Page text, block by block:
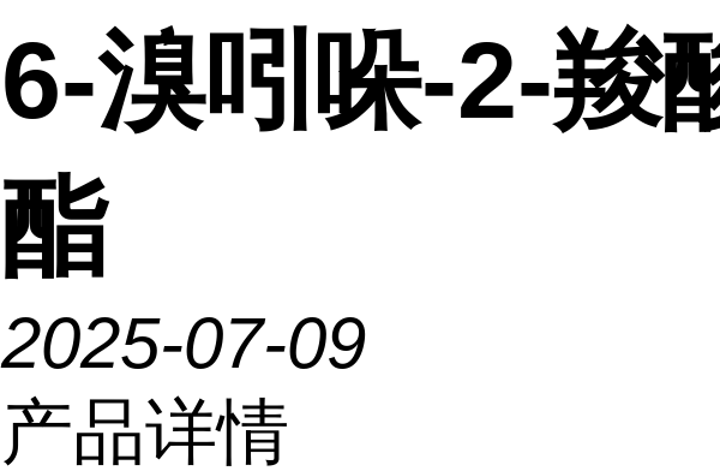
6-溴吲哚-2-羧
酯
2025-07-09
产品详情